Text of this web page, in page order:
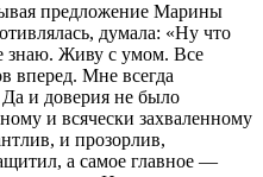
предложение Марины
думала: «Ну что
знаю. Живу с умом. Все
вперед. Мне всегда
и доверия не было
и всячески захваленному
и прозорлив,
а самое главное —